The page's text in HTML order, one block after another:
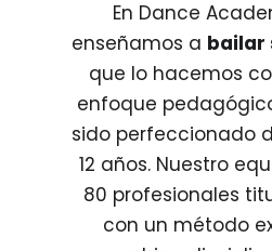
En Dance
enseñamos a bailar
que lo hacemos
enfoque
sido perfeccionado
12 años. Nuestro
80 profesionales
con un método